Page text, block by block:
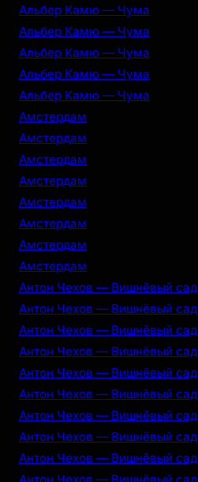
Альбер Камю — Чума
Альбер Камю — Чума
Альбер Камю — Чума
Альбер Камю — Чума
Альбер Камю — Чума
Амстердам
Амстердам
Амстердам
Амстердам
Амстердам
Амстердам
Амстердам
Амстердам
Антон Чехов — Вишнёвый сад
Антон Чехов — Вишнёвый сад
Антон Чехов — Вишнёвый сад
Антон Чехов — Вишнёвый сад
Антон Чехов — Вишнёвый сад
Антон Чехов — Вишнёвый сад
Антон Чехов — Вишнёвый сад
Антон Чехов — Вишнёвый сад
Антон Чехов — Вишнёвый сад